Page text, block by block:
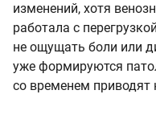
изменений, хотя
работала с
не ощущать боли или
уже формируются
со временем приводят